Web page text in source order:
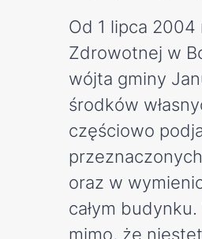
Od 1 lipca 2004
Zdrowotnej w
wójta gminy
środków
częściowo
oraz w
całym
mimo, że